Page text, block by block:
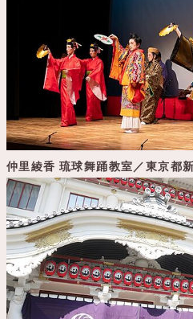
仲里綾香 琉球舞踊教室／東京都